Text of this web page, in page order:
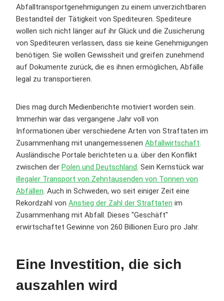
Abfalltransportgenehmigungen zu einem unverzichtbaren
Bestandteil der Tätigkeit von Spediteuren. Spediteure
wollen sich nicht länger auf ihr Glück und die Zusicherung
von Spediteuren verlassen, dass sie keine Genehmigungen
benötigen. Sie wollen Gewissheit und greifen zunehmend
auf Dokumente zurück, die es ihnen ermöglichen, Abfälle
legal zu transportieren.
Dies mag durch Medienberichte motiviert worden sein.
Immerhin war das vergangene Jahr voll von
Informationen über verschiedene Arten von Straftaten im
Zusammenhang mit unangemessenen Abfallwirtschaft.
Ausländische Portale berichteten u.a. über den Konflikt
zwischen der Polen und Deutschland. Sein Kernstück war
illegaler Transport von Zehntausenden von Tonnen von
Abfällen. Auch in Schweden, wo seit einiger Zeit eine
Rekordzahl von Anstieg der Zahl der Straftaten im
Zusammenhang mit Abfall. Dieses "Geschäft"
erwirtschaftet Gewinne von 260 Billionen Euro pro Jahr.
Eine Investition, die sich
auszahlen wird